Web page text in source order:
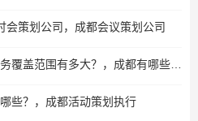
会策划公司，成都会议策划公司
范围有多大？，成都有哪些活动公司
些？，成都活动策划执行